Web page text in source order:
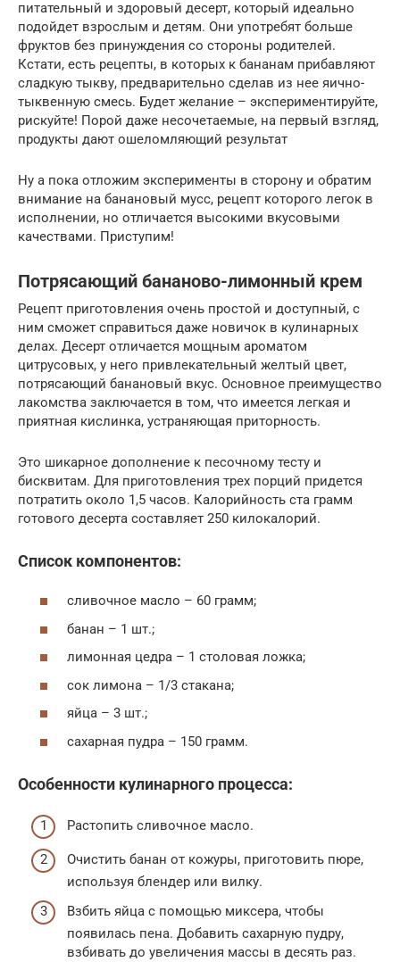
питательный и здоровый десерт, который идеально
подойдет взрослым и детям. Они употребят больше
фруктов без принуждения со стороны родителей.
Кстати, есть рецепты, в которых к бананам прибавляют
сладкую тыкву, предварительно сделав из нее яично-
тыквенную смесь. Будет желание – экспериментируйте,
рискуйте! Порой даже несочетаемые, на первый взгляд,
продукты дают ошеломляющий результат
Ну а пока отложим эксперименты в сторону и обратим
внимание на банановый мусс, рецепт которого легок в
исполнении, но отличается высокими вкусовыми
качествами. Приступим!
Потрясающий бананово-лимонный крем
Рецепт приготовления очень простой и доступный, с
ним сможет справиться даже новичок в кулинарных
делах. Десерт отличается мощным ароматом
цитрусовых, у него привлекательный желтый цвет,
потрясающий банановый вкус. Основное преимущество
лакомства заключается в том, что имеется легкая и
приятная кислинка, устраняющая приторность.
Это шикарное дополнение к песочному тесту и
бисквитам. Для приготовления трех порций придется
потратить около 1,5 часов. Калорийность ста грамм
готового десерта составляет 250 килокалорий.
Список компонентов:
сливочное масло – 60 грамм;
банан – 1 шт.;
лимонная цедра – 1 столовая ложка;
сок лимона – 1/3 стакана;
яйца – 3 шт.;
сахарная пудра – 150 грамм.
Особенности кулинарного процесса:
Растопить сливочное масло.
Очистить банан от кожуры, приготовить пюре,
используя блендер или вилку.
Взбить яйца с помощью миксера, чтобы
появилась пена. Добавить сахарную пудру,
взбивать до увеличения массы в десять раз.